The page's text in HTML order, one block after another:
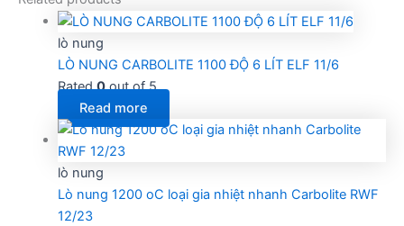
lò nung
LÒ NUNG CARBOLITE 1100 ĐỘ 6 LÍT ELF 11/6
Rated0out of 5
Read more
lò nung
Lò nung 1200 oC loại gia nhiệt nhanh Carbolite RWF
12/23